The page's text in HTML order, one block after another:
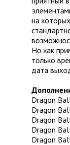
на
Но как
только
дата
Dragon
Dragon
Dragon
Dragon
Dragon